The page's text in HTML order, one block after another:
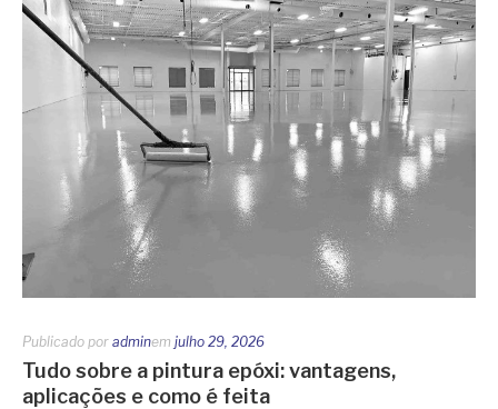
Publicado por adminem julho 29, 2026
Tudo sobre a pintura epóxi: vantagens,
aplicações e como é feita